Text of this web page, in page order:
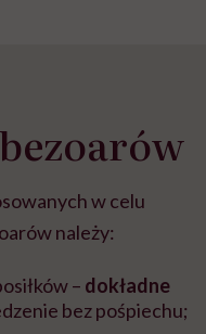
w celu
należy:
– dokładne
bez pośpiechu;